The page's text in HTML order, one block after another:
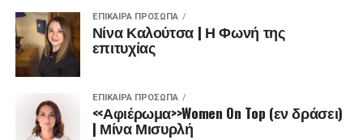
ΕΠΊΚΑΙΡΑ ΠΡΌΣΩΠΑ
Νίνα Καλούτσα | Η Φωνή της
επιτυχίας
ΕΠΊΚΑΙΡΑ ΠΡΌΣΩΠΑ
<<Αφιέρωμα>>Women On Top (εν δράσει)
| Μίνα Μισυρλή